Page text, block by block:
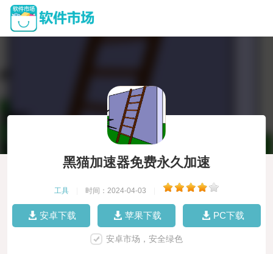
黑猫加速器免费永久加速
工具 时间：2024-04-03
安卓下载 苹果下载 PC下载
安卓市场，安全绿色